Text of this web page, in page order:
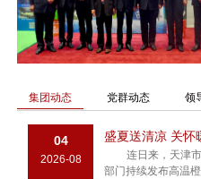
集团动态 党群动态 领
04
2026-08
盛夏送清凉 关怀
连日来，天津
部门持续发布高温